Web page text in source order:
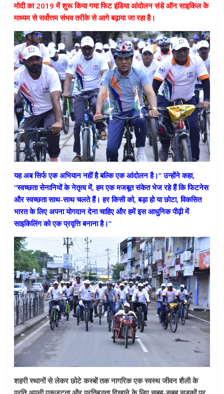
मोदी का 2019 में शुरू किया गया फिट इंडिया आंदोलन संडे ऑन साइकिल के
माध्यम से सर्वोत्तम संभव तरीके से आगे बढ़ाया जा रहा है।
यह अब सिर्फ एक अभियान नहीं है बल्कि एक आंदोलन है।” उन्होंने कहा,
“स्वच्छता सेनानियों के नेतृत्व में, हम एक मजबूत संकेत भेज रहे हैं कि फिटनेस
और स्वच्छता साथ-साथ चलते हैं। हर किसी को, बड़ा हो या छोटा, विकसित
भारत के लिए अपना योगदान देना चाहिए और हमें इस आधुनिक पीढ़ी में
साइकिलिंग को एक प्रवृत्ति बनाना है।”
शहरी स्थानों से लेकर छोटे कस्बों तक नागरिक एक स्वस्थ जीवन शैली के